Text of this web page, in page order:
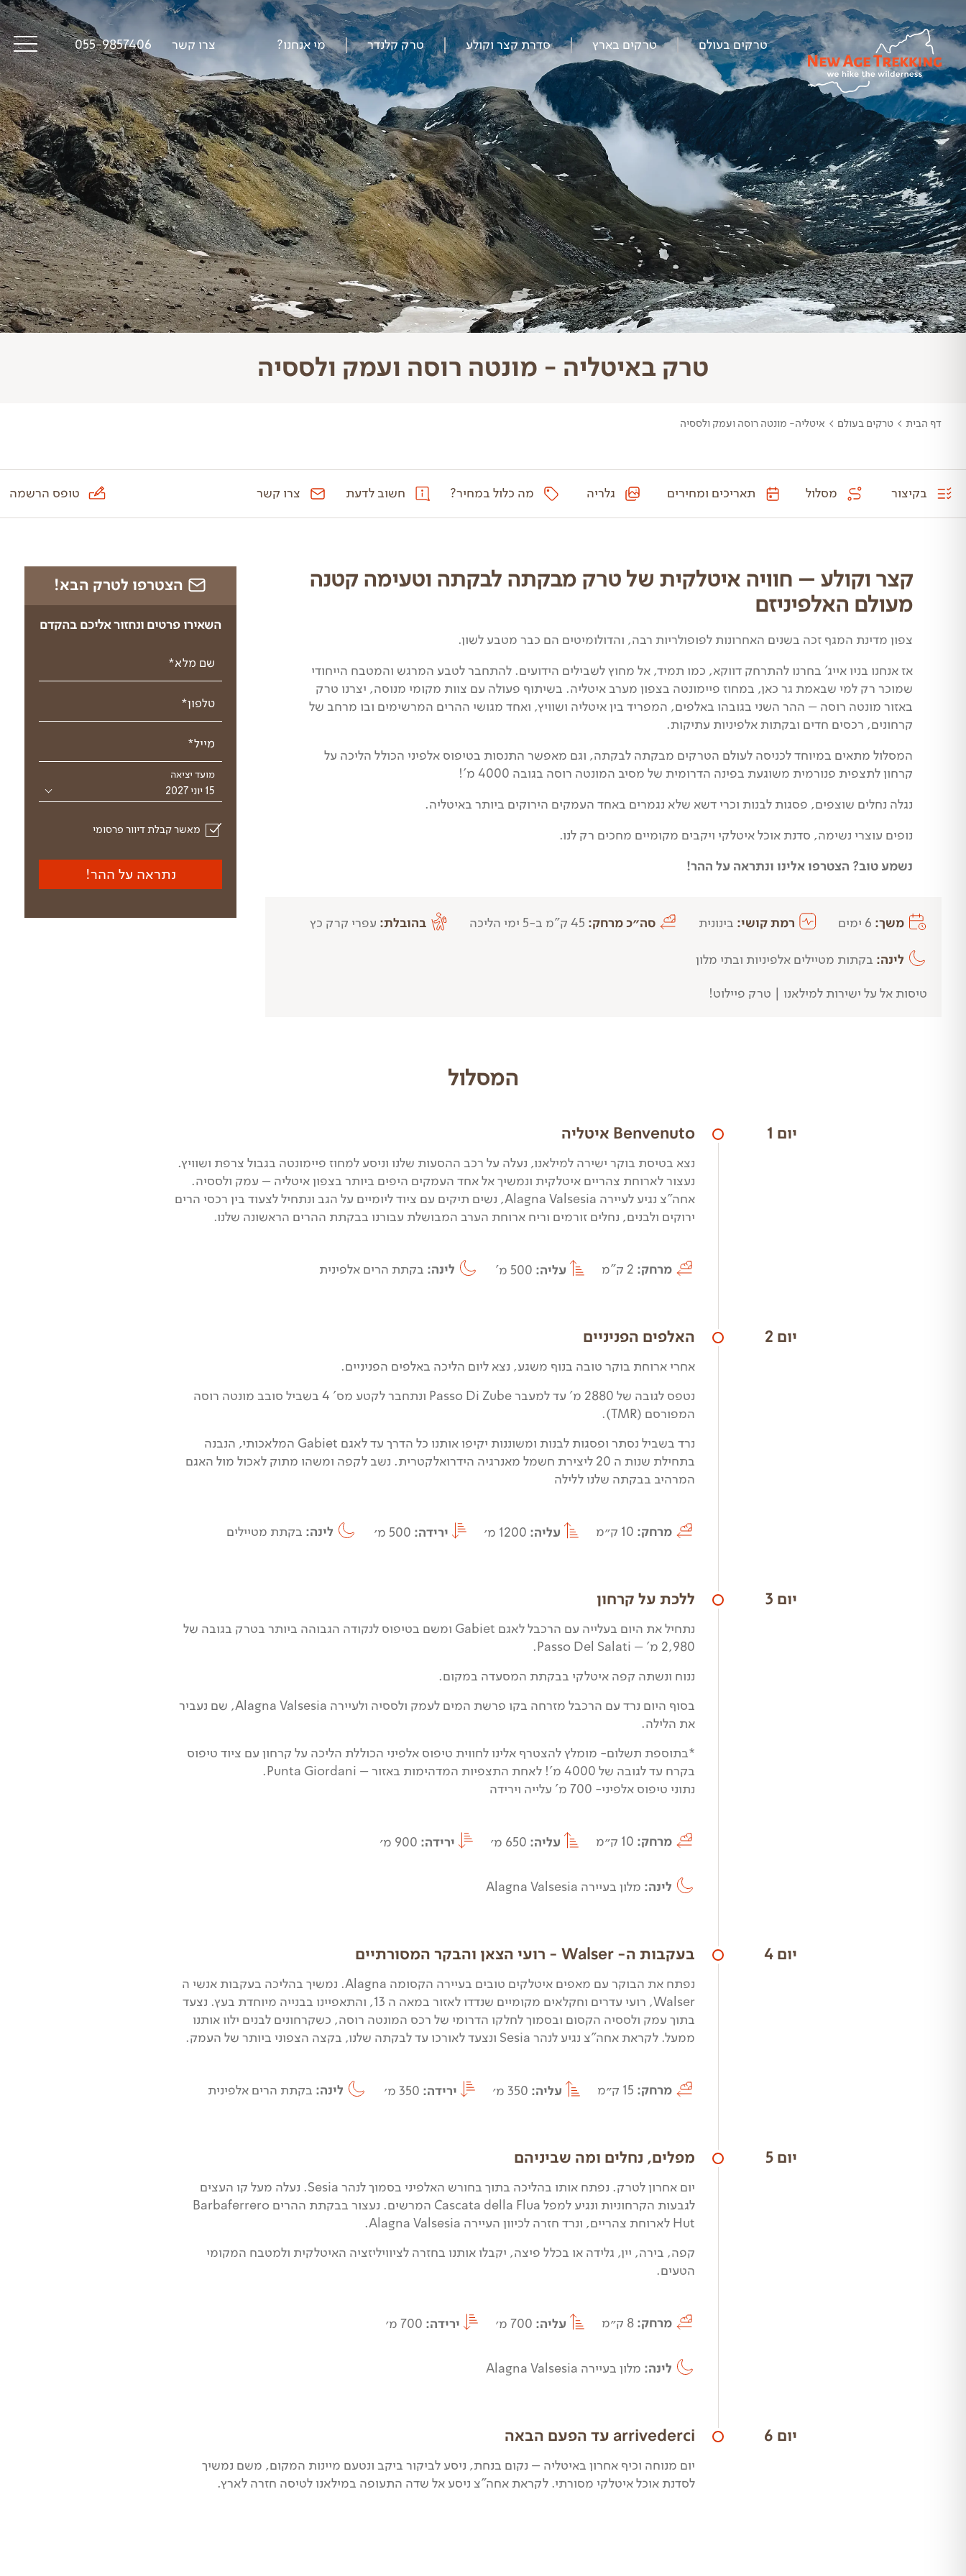
טרקים בעולם טרקים בארץ סדרת קצר וקולע טרק קלנדר מי אנחנו? צרו קשר 055-9857406
סיפורי דרך
פודקאסט טראק טוק
תקנון
טרק באיטליה - מונטה רוסה ועמק ולססיה
דף הבית > טרקים בעולם > איטליה- מונטה רוסה ועמק ולססיה
בקיצור מסלול תאריכים ומחירים גלריה מה כלול במחיר? חשוב לדעת צרו קשר טופס הרשמה
קצר וקולע – חוויה איטלקית של טרק מבקתה לבקתה וטעימה קטנה
מעולם האלפיניזם
צפון מדינת המגף זכה בשנים האחרונות לפופולריות רבה, והדולומיטים הם כבר מטבע לשון.
אז אנחנו בניו אייג' בחרנו להתרחק דווקא, כמו תמיד, אל מחוץ לשבילים הידועים. להתחבר לטבע המרגש והמטבח הייחודי
שמוכר רק למי שבאמת גר כאן, במחוז פיימונטה בצפון מערב איטליה. בשיתוף פעולה עם צוות מקומי מנוסה, יצרנו טרק
באזור מונטה רוסה – ההר השני בגובהו באלפים, המפריד בין איטליה ושוויץ, ואחד מגושי ההרים המרשימים ובו מרחב של
קרחונים, רכסים חדים ובקתות אלפיניות עתיקות.
המסלול מתאים במיוחד לכניסה לעולם הטרקים מבקתה לבקתה, וגם מאפשר התנסות בטיפוס אלפיני הכולל הליכה על
קרחון לתצפית פנורמית משוגעת בפינה הדרומית של מסיב המונטה רוסה בגובה 4000 מ'!
נגלה נחלים שוצפים, פסגות לבנות וכרי דשא שלא נגמרים באחד העמקים הירוקים ביותר באיטליה.
נופים עוצרי נשימה, סדנת אוכל איטלקי ויקבים מקומיים מחכים רק לנו.
נשמע טוב? הצטרפו אלינו ונתראה על ההר!
משך: רמת קושי: בינונית סה״כ מרחק: בהובלת: עפרי קרק כץ
לינה: בקתות מטיילים אלפיניות ובתי מלון
טיסות אל על ישירות למילאנו | טרק פיילוט!
הצטרפו לטרק הבא!
השאירו פרטים ונחזור אליכם בהקדם
שם מלא*
טלפון*
מייל*
מועד יציאה
15 יוני 2027
מאשר קבלת דיוור פרסומי
נתראה על ההר!
המסלול
יום 1 Benvenuto איטליה
נצא בטיסת בוקר ישירה למילאנו, נעלה על רכב ההסעות שלנו וניסע למחוז פיימונטה בגבול צרפת ושוויץ.
נעצור לארוחת צהריים איטלקית ונמשיך אל אחד העמקים היפים ביותר בצפון איטליה – עמק ולססיה.
אחה"צ נגיע לעיירה Alagna Valsesia, נשים תיקים עם ציוד ליומיים על הגב ונתחיל לצעוד בין רכסי הרים
ירוקים ולבנים, נחלים זורמים וריח ארוחת הערב המבושלת עבורנו בבקתת ההרים הראשונה שלנו.
מרחק: 2 ק"מ עליה: 500 מ' לינה: בקתת הרים אלפינית
יום 2 האלפים הפניניים
אחרי ארוחת בוקר טובה בנוף משגע, נצא ליום הליכה באלפים הפניניים.
נטפס לגובה של 2880 מ' עד למעבר Passo Di Zube ונתחבר לקטע מס' 4 בשביל סובב מונטה רוסה
המפורסם (TMR).
נרד בשביל נסתר ופסגות לבנות ומשוננות יקיפו אותנו כל הדרך עד לאגם Gabiet המלאכותי, הנבנה
בתחילת שנות ה 20 ליצירת חשמל מאנרגיה הידרואלקטרית. נשב לקפה ומשהו מתוק לאכול מול האגם
המרהיב בבקתה שלנו ללילה
מרחק: 10 ק״מ עליה: 1200 מ׳ ירידה: 500 מ׳ לינה: בקתת מטיילים
יום 3 ללכת על קרחון
נתחיל את היום בעלייה עם הרכבל לאגם Gabiet ומשם בטיפוס לנקודה הגבוהה ביותר בטרק בגובה של
2,980 מ' – Passo Del Salati.
ננוח ונשתה קפה איטלקי בבקתת המסעדה במקום.
בסוף היום נרד עם הרכבל מזרחה בקו פרשת המים לעמק ולססיה ולעיירה Alagna Valsesia, שם נעביר
את הלילה.
*בתוספת תשלום- מומלץ להצטרף אלינו לחווית טיפוס אלפיני הכוללת הליכה על קרחון עם ציוד טיפוס
בקרח עד לגובה של 4000 מ'! לאחת התצפיות המדהימות באזור – Punta Giordani.
נתוני טיפוס אלפיני- 700 מ' עלייה וירידה
מרחק: 10 ק״מ עליה: 650 מ׳ ירידה: 900 מ׳
לינה: מלון בעיירה Alagna Valsesia
יום 4 בעקבות ה- Walser - רועי הצאן והבקר המסורתיים
נפתח את הבוקר עם מאפים איטלקים טובים בעיירה הקסומה Alagna. נמשיך בהליכה בעקבות אנשי ה
Walser, רועי עדרים וחקלאים מקומיים שנדדו לאזור במאה ה 13, והתאפיינו בבנייה מיוחדת בעץ. נצעד
בתוך עמק ולססיה הקסום ובסמוך לחלקו הדרומי של רכס המונטה רוסה, כשקרחונים לבנים ילוו אותנו
ממעל. לקראת אחה"צ נגיע לנהר Sesia ונצעד לאורכו עד לבקתה שלנו, בקצה הצפוני ביותר של העמק.
מרחק: 15 ק״מ עליה: 350 מ׳ ירידה: 350 מ׳ לינה: בקתת הרים אלפינית
יום 5 מפלים, נחלים ומה שביניהם
יום אחרון לטרק. נפתח אותו בהליכה בתוך בחורש האלפיני בסמוך לנהר Sesia. נעלה מעל קו העצים
לגבעות הקרחוניות ונגיע למפל Cascata della Flua המרשים. נעצור בבקתת ההרים Barbaferrero
Hut לארוחת צהריים, ונרד חזרה לכיוון העיירה Alagna Valsesia.
קפה, בירה, יין, גלידה או בכלל פיצה, יקבלו אותנו בחזרה לציוויליזציה האיטלקית ולמטבח המקומי
הטעים.
מרחק: 8 ק״מ עליה: 700 מ׳ ירידה: 700 מ׳
לינה: מלון בעיירה Alagna Valsesia
יום 6 arrivederci עד הפעם הבאה
יום מנוחה וכיף אחרון באיטליה – נקום בנחת, ניסע לביקור ביקב ונטעם מיינות המקום, משם נמשיך
לסדנת אוכל איטלקי מסורתי. לקראת אחה"צ ניסע אל שדה התעופה במילאנו לטיסה חזרה לארץ.